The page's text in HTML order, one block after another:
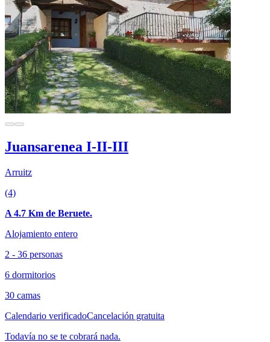
Juansarenea I-II-III
Arruitz
(4)
A 4.7 Km de Beruete.
Alojamiento entero
2 - 36 personas
6 dormitorios
30 camas
Calendario verificadoCancelación gratuita
Todavía no se te cobrará nada.